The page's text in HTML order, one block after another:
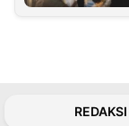
REDAKSI